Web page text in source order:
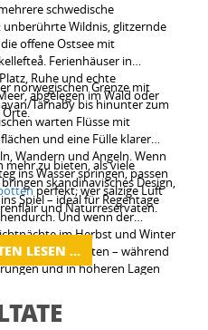
schwedische
Wildnis, glitzernde
offene Ostsee mit
Ferienhäuser in
Ruhe und echte
abgelegen im Wald oder
norwegischen Grenze mit
Tärnaby bis hinunter zum
warten Flüsse mit
und eine Fülle klarer
Wandern und Angeln. Wenn
ins Wasser springen, passen
perfekt; wer salzige Luft
und Naturreservaten.
zu bieten, als viele
skandinavisches Design,
Spiel – ideal für Regentage
Und wenn der
im Herbst und Winter
Urlaubsmomenten – während
und in höheren Lagen
Ferienhausabend gefühlt
LESEN …